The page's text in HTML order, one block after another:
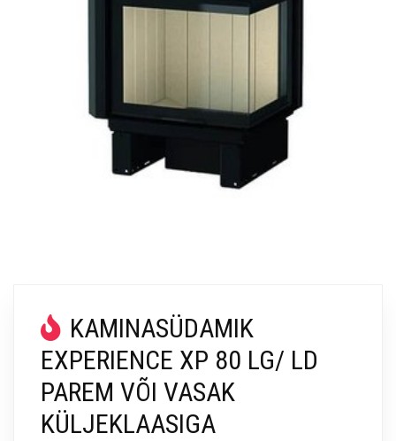
KAMINASÜDAMIK
EXPERIENCE XP 80 LG/ LD
PAREM VÕI VASAK
KÜLJEKLAASIGA